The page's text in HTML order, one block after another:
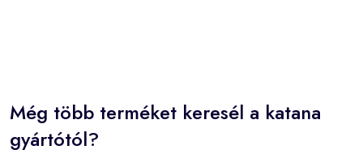
Még több terméket keresél a katana
gyártótól?